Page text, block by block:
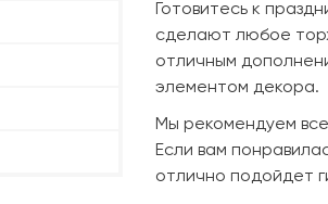
Готовитесь к
сделают любое
отличным
элементом декора.
Мы рекомендуем
Если вам
отлично подойдет